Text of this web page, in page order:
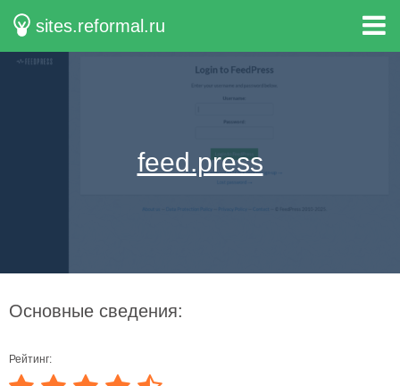
sites.reformal.ru
feed.press
Основные сведения:
Рейтинг: